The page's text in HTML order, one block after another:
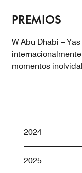
PREMIOS
W Abu Dhabi –
momentos
2024
2025